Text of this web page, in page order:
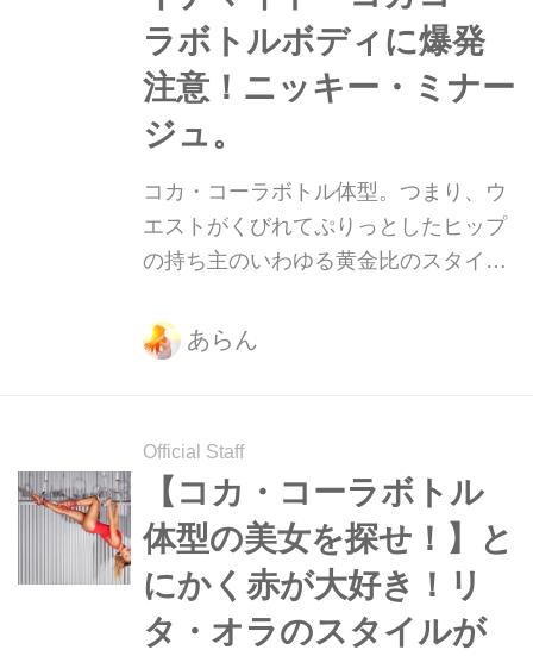
ラボトルボディに爆発
注意！ニッキー・ミナー
ジュ。
コカ・コーラボトル体型。つまり、ウ
エストがくびれてぷりっとしたヒップ
の持ち主のいわゆる黄金比のスタイ
紹介していきます！
あらん
Official Staff
【コカ・コーラボトル
体型の美女を探せ！】と
にかく赤が大好き！リ
タ・オラのスタイルが